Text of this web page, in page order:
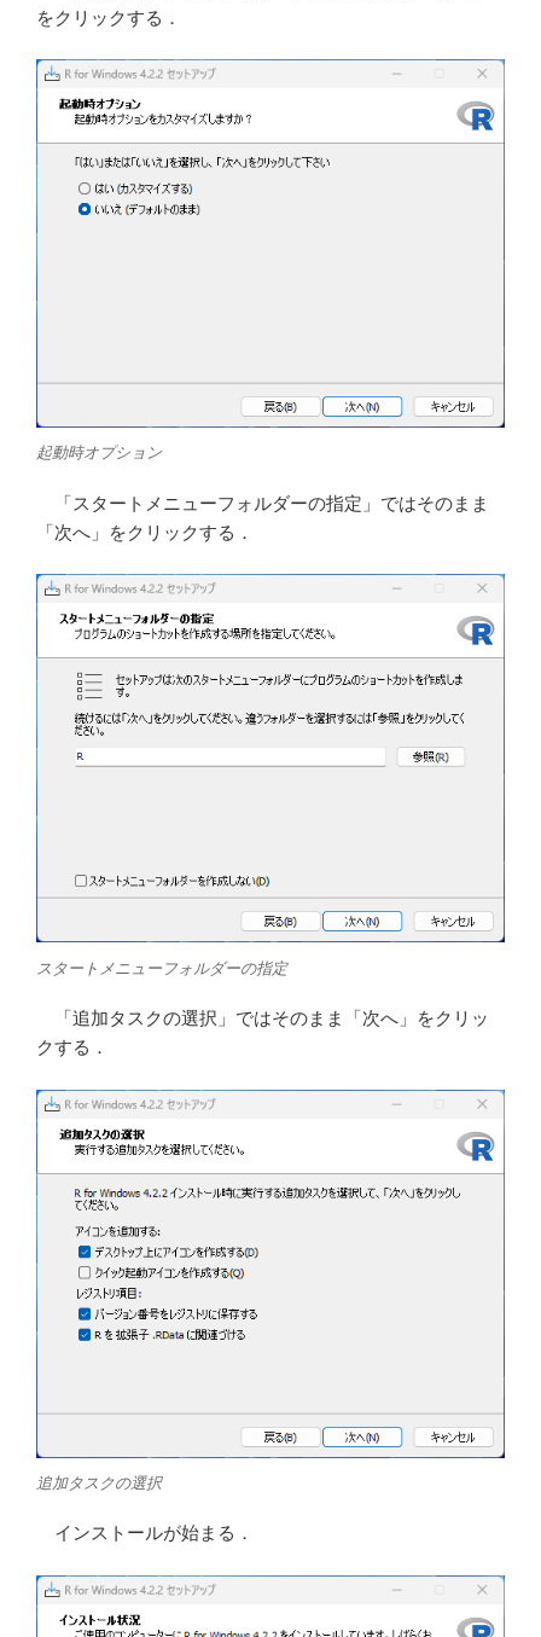
をクリックする．
起動時オプション
「スタートメニューフォルダーの指定」ではそのまま
「次へ」をクリックする．
スタートメニューフォルダーの指定
「追加タスクの選択」ではそのまま「次へ」をクリッ
クする．
追加タスクの選択
インストールが始まる．